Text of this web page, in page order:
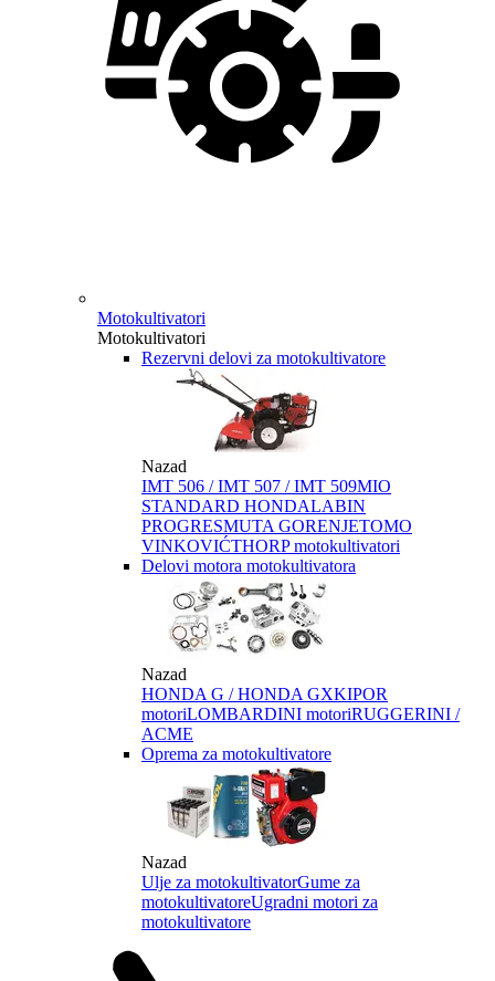
Motokultivatori
Motokultivatori
Rezervni delovi za motokultivatore
Nazad
IMT 506 / IMT 507 / IMT 509MIO
STANDARD HONDALABIN
PROGRESMUTA GORENJETOMO
VINKOVIĆTHORP motokultivatori
Delovi motora motokultivatora
Nazad
HONDA G / HONDA GXKIPOR
motoriLOMBARDINI motoriRUGGERINI /
ACME
Oprema za motokultivatore
Nazad
Ulje za motokultivatorGume za
motokultivatoreUgradni motori za
motokultivatore